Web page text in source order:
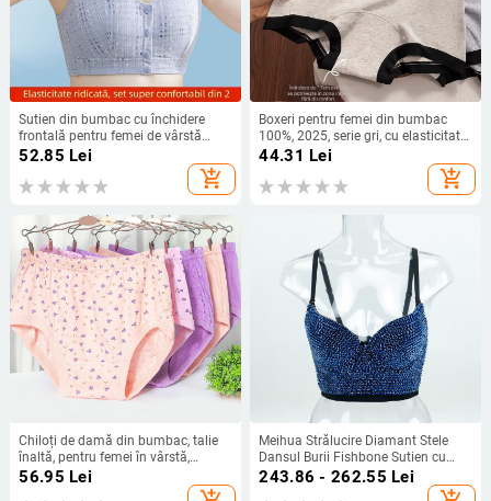
Sutien din bumbac cu închidere
frontală pentru femei de vârstă
mijlocie, fără cusături, ultra-subțire,
52.85 Lei
add_shopping_cart
Boxeri pentru femei din bumbac
100%, 2025, serie gri, cu elasticitate
ridicată, croială confortabilă pentru
44.31 Lei
add_shopping_cart
Chiloți de damă din bumbac, talie
înaltă, pentru femei în vârstă,
croială lejeră, mărime mare
56.95 Lei
Meihua Strălucire Diamant Stele
Dansul Burii Fishbone Sutien cu
Bretele Detasabile, Îmbrăcăminte
Externă și Internă, Top Tubular
243.86 - 262.55 Lei